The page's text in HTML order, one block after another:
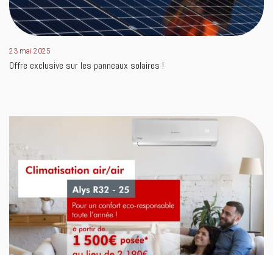
23 mai 2025
Offre exclusive sur les panneaux solaires !